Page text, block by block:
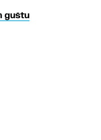
guštu